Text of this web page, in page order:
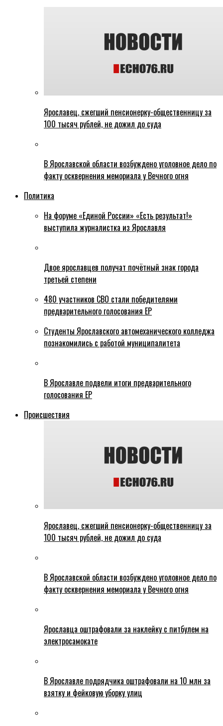
Ярославец, сжегший пенсионерку-общественницу за
100 тысяч рублей, не дожил до суда
В Ярославской области возбуждено уголовное дело по
факту осквернения мемориала у Вечного огня
Политика
На форуме «Единой России» «Есть результат!»
выступила журналистка из Ярославля
Двое ярославцев получат почётный знак города
третьей степени
480 участников СВО стали победителями
предварительного голосования ЕР
Студенты Ярославского автомеханического колледжа
познакомились с работой муниципалитета
В Ярославле подвели итоги предварительного
голосования ЕР
Происшествия
Ярославец, сжегший пенсионерку-общественницу за
100 тысяч рублей, не дожил до суда
В Ярославской области возбуждено уголовное дело по
факту осквернения мемориала у Вечного огня
Ярославца оштрафовали за наклейку с питбулем на
электросамокате
В Ярославле подрядчика оштрафовали на 10 млн за
взятку и фейковую уборку улиц